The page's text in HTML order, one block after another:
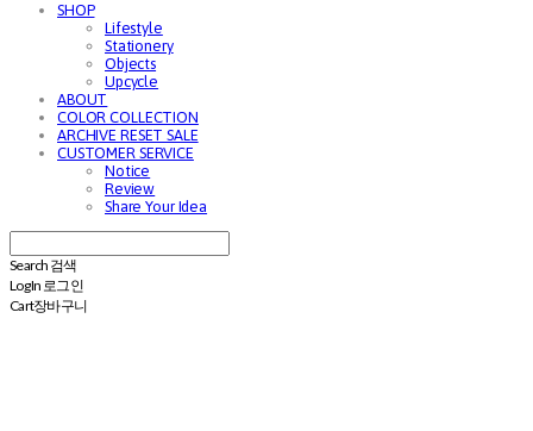
SHOP
Lifestyle
Stationery
Objects
Upcycle
ABOUT
COLOR COLLECTION
ARCHIVE RESET SALE
CUSTOMER SERVICE
Notice
Review
Share Your Idea
Search 검색
Log In 로그인
Cart장바구니